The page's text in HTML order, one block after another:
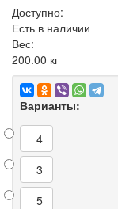
Доступно:
Есть в наличии
Вес:
200.00 кг
Варианты:
4
3
5